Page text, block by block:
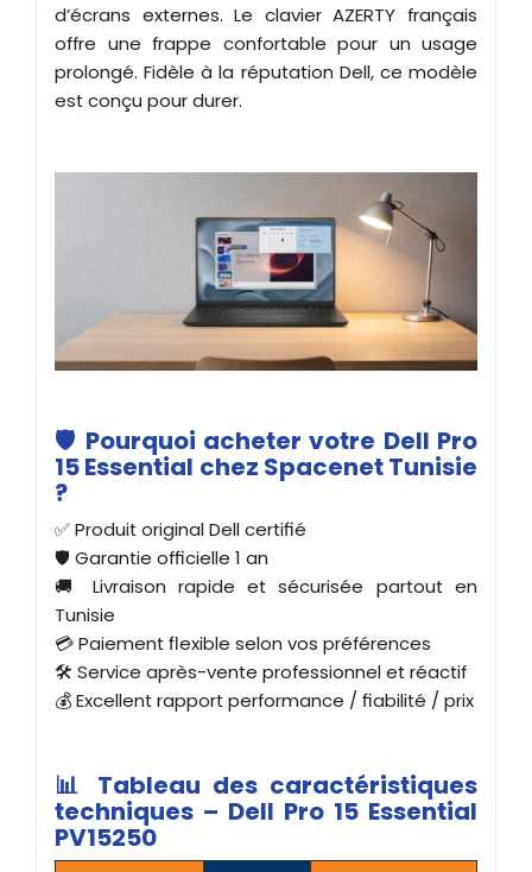
d’écrans externes. Le clavier AZERTY français
offre une frappe confortable pour un usage
prolongé. Fidèle à la réputation Dell, ce modèle
est conçu pour durer.
🛡️ Pourquoi acheter votre Dell Pro
15 Essential chez Spacenet Tunisie
?
✅ Produit original Dell certifié
🛡️ Garantie officielle 1 an
🚚 Livraison rapide et sécurisée partout en
Tunisie
💳 Paiement flexible selon vos préférences
🛠️ Service après-vente professionnel et réactif
💰 Excellent rapport performance / fiabilité / prix
📊 Tableau des caractéristiques
techniques – Dell Pro 15 Essential
PV15250